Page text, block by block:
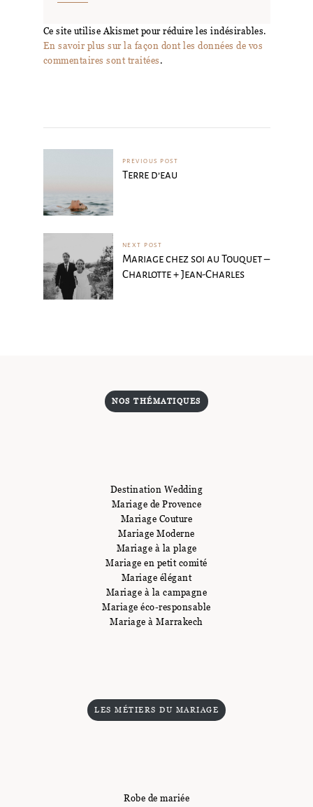
Ce site utilise Akismet pour réduire les indésirables.
En savoir plus sur la façon dont les données de vos
commentaires sont traitées.
PREVIOUS POST
Terre d’eau
NEXT POST
Mariage chez soi au Touquet –
Charlotte + Jean-Charles
NOS THÉMATIQUES
Destination Wedding
Mariage de Provence
Mariage Couture
Mariage Moderne
Mariage à la plage
Mariage en petit comité
Mariage élégant
Mariage à la campagne
Mariage éco-responsable
Mariage à Marrakech
LES MÉTIERS DU MARIAGE
Robe de mariée